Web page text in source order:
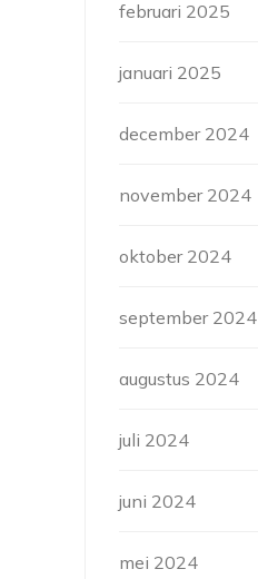
februari 2025
januari 2025
december 2024
november 2024
oktober 2024
september 2024
augustus 2024
juli 2024
juni 2024
mei 2024